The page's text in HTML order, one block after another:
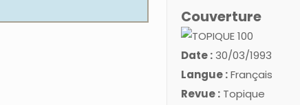
Couverture
Date :30/03/1993
Langue :Français
Revue : Topique